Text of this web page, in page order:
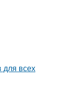
для всех